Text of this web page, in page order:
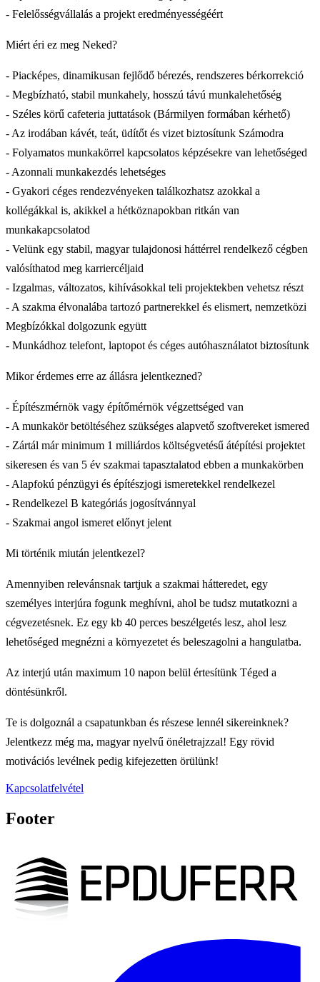
- Felelősségvállalás a projekt eredményességéért
Miért éri ez meg Neked?
- Piacképes, dinamikusan fejlődő bérezés, rendszeres bérkorrekció
- Megbízható, stabil munkahely, hosszú távú munkalehetőség
- Széles körű cafeteria juttatások (Bármilyen formában kérhető)
- Az irodában kávét, teát, üdítőt és vizet biztosítunk Számodra
- Folyamatos munkakörrel kapcsolatos képzésekre van lehetőséged
- Azonnali munkakezdés lehetséges
- Gyakori céges rendezvényeken találkozhatsz azokkal a
kollégákkal is, akikkel a hétköznapokban ritkán van
munkakapcsolatod
- Velünk egy stabil, magyar tulajdonosi háttérrel rendelkező cégben
valósíthatod meg karriercéljaid
- Izgalmas, változatos, kihívásokkal teli projektekben vehetsz részt
- A szakma élvonalába tartozó partnerekkel és elismert, nemzetközi
Megbízókkal dolgozunk együtt
- Munkádhoz telefont, laptopot és céges autóhasználatot biztosítunk
Mikor érdemes erre az állásra jelentkezned?
- Építészmérnök vagy építőmérnök végzettséged van
- A munkakör betöltéséhez szükséges alapvető szoftvereket ismered
- Zártál már minimum 1 milliárdos költségvetésű átépítési projektet
sikeresen és van 5 év szakmai tapasztalatod ebben a munkakörben
- Alapfokú pénzügyi és építészjogi ismeretekkel rendelkezel
- Rendelkezel B kategóriás jogosítvánnyal
- Szakmai angol ismeret előnyt jelent
Mi történik miután jelentkezel?
Amennyiben relevánsnak tartjuk a szakmai hátteredet, egy
személyes interjúra fogunk meghívni, ahol be tudsz mutatkozni a
cégvezetésnek. Ez egy kb 40 perces beszélgetés lesz, ahol lesz
lehetőséged megnézni a környezetet és beleszagolni a hangulatba.
Az interjú után maximum 10 napon belül értesítünk Téged a
döntésünkről.
Te is dolgoznál a csapatunkban és részese lennél sikereinknek?
Jelentkezz még ma, magyar nyelvű önéletrajzzal! Egy rövid
motivációs levélnek pedig kifejezetten örülünk!
Kapcsolatfelvétel
Footer